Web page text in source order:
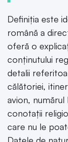
Definiția este
română a
oferă o
conținutului
detalii
călătoriei,
avion, numărul
conotații
care nu le